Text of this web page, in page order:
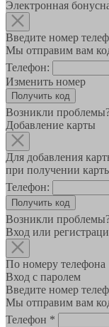
Электронная
Введите номер
Мы отправим вам
Телефон:
Изменить номер
Возникли
Добавление карты
Для добавления
при получении
Телефон:
Возникли
Вход или
По номеру телефона
Вход с паролем
Введите номер
Мы отправим вам
Телефон *